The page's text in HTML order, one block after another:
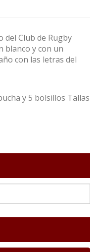
del Club de Rugby
blanco y con un
con las letras del
y 5 bolsillos Tallas